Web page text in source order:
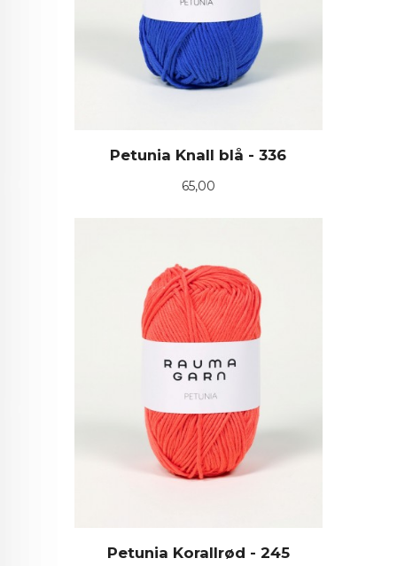
Petunia Knall blå - 336
Pris
65,00
Petunia Korallrød - 245